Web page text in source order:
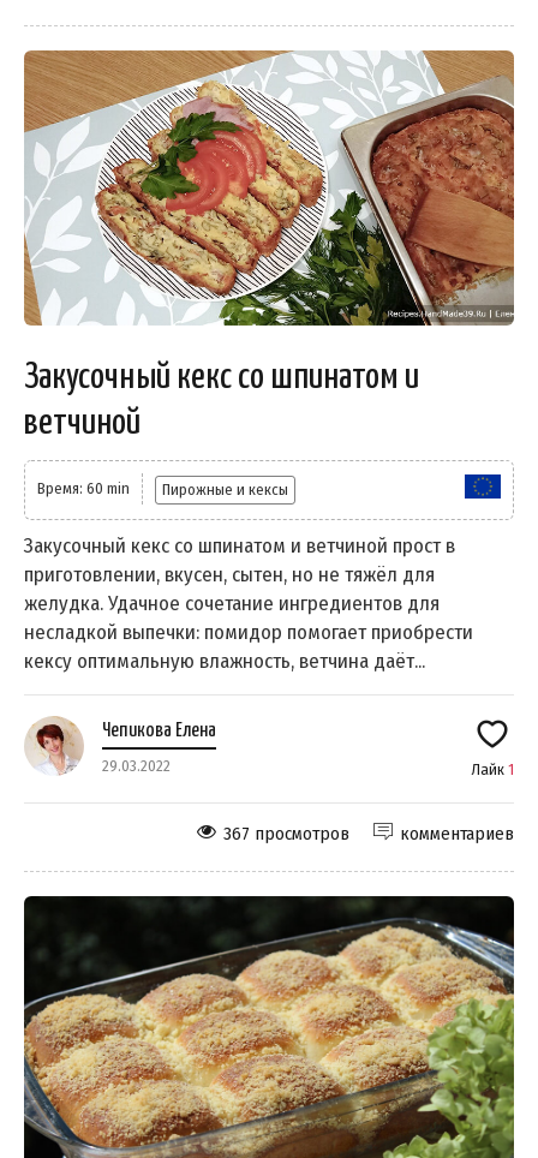
Закусочный кекс со шпинатом и
ветчиной
Время: 60 min Пирожные и кексы
Закусочный кекс со шпинатом и ветчиной прост в
приготовлении, вкусен, сытен, но не тяжёл для
желудка. Удачное сочетание ингредиентов для
несладкой выпечки: помидор помогает приобрести
кексу оптимальную влажность, ветчина даёт...
Чепикова Елена
29.03.2022 Лайк 1
комментариев
367 просмотров